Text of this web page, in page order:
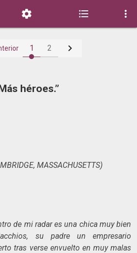
  
1 2 
héroes.”
MASSACHUSETTS)
de mi radar es una chica muy bien
su padre un empresario
tras verse envuelto en muy malas